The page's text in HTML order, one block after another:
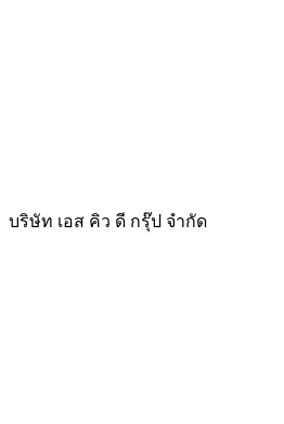
บริษัท เอส คิว ดี กรุ๊ป จำกัด